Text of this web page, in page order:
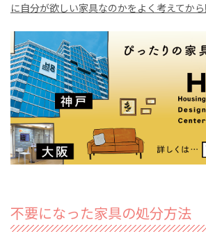
に自分が欲しい家具なのかをよく考えてか
不要になった家具の処分方法